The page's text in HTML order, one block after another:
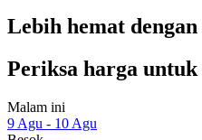
Lebih hemat
Periksa harga
Malam ini
9 Agu - 10 Agu